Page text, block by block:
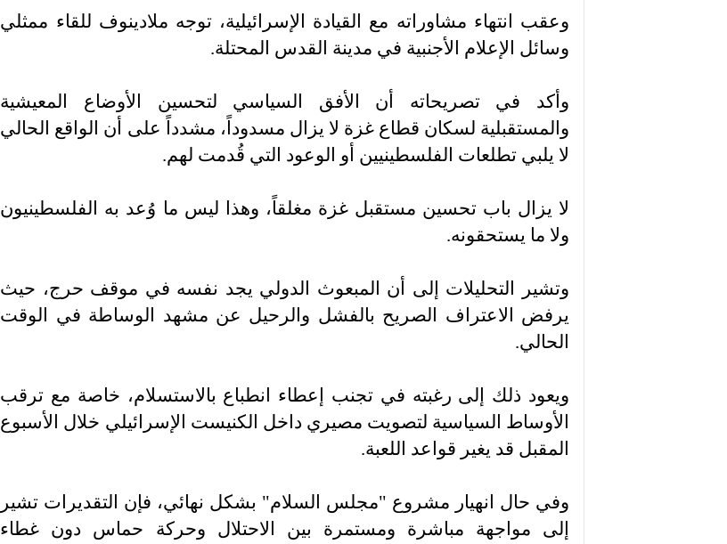
وعقب انتهاء مشاوراته مع القيادة الإسرائيلية، توجه ملادينوف للقاء ممثلي
وسائل الإعلام الأجنبية في مدينة القدس المحتلة.
وأكد في تصريحاته أن الأفق السياسي لتحسين الأوضاع المعيشية
والمستقبلية لسكان قطاع غزة لا يزال مسدوداً، مشدداً على أن الواقع الحالي
لا يلبي تطلعات الفلسطينيين أو الوعود التي قُدمت لهم.
لا يزال باب تحسين مستقبل غزة مغلقاً، وهذا ليس ما وُعد به الفلسطينيون
ولا ما يستحقونه.
وتشير التحليلات إلى أن المبعوث الدولي يجد نفسه في موقف حرج، حيث
يرفض الاعتراف الصريح بالفشل والرحيل عن مشهد الوساطة في الوقت
الحالي.
ويعود ذلك إلى رغبته في تجنب إعطاء انطباع بالاستسلام، خاصة مع ترقب
الأوساط السياسية لتصويت مصيري داخل الكنيست الإسرائيلي خلال الأسبوع
المقبل قد يغير قواعد اللعبة.
وفي حال انهيار مشروع "مجلس السلام" بشكل نهائي، فإن التقديرات تشير
إلى مواجهة مباشرة ومستمرة بين الاحتلال وحركة حماس دون غطاء